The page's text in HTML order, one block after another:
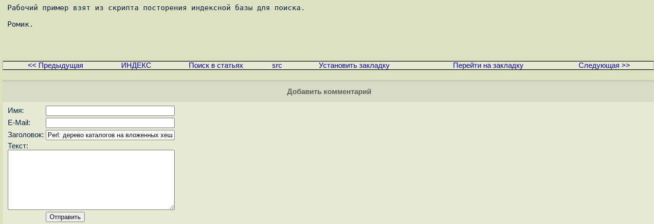
Рабочий пример взят из скрипта посторения индексной базы для поиска.
Ромик.
<< Предыдущая ИНДЕКС Поиск в статьях src Установить закладку Перейти на закладку Следующая >>
Добавить комментарий
Имя:
E-Mail:
Заголовок:
Текст: